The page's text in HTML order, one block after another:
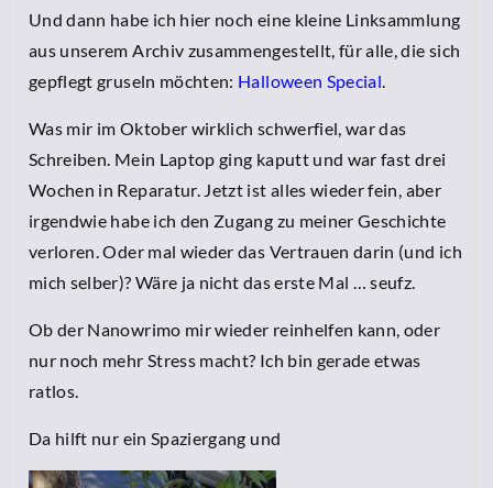
Und dann habe ich hier noch eine kleine Linksammlung
aus unserem Archiv zusammengestellt, für alle, die sich
gepflegt gruseln möchten: Halloween Special
Was mir im Oktober wirklich schwerfiel, war das
Schreiben. Mein Laptop ging kaputt und war fast drei
Wochen in Reparatur. Jetzt ist alles wieder fein, aber
irgendwie habe ich den Zugang zu meiner Geschichte
verloren. Oder mal wieder das Vertrauen darin (und ich
mich selber)? Wäre ja nicht das erste Mal … seufz.
Ob der Nanowrimo mir wieder reinhelfen kann, oder
nur noch mehr Stress macht? Ich bin gerade etwas
ratlos.
Da hilft nur ein Spaziergang und